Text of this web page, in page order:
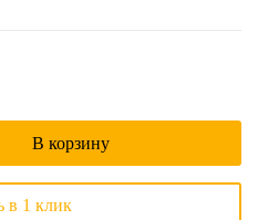
В корзину
в 1 клик